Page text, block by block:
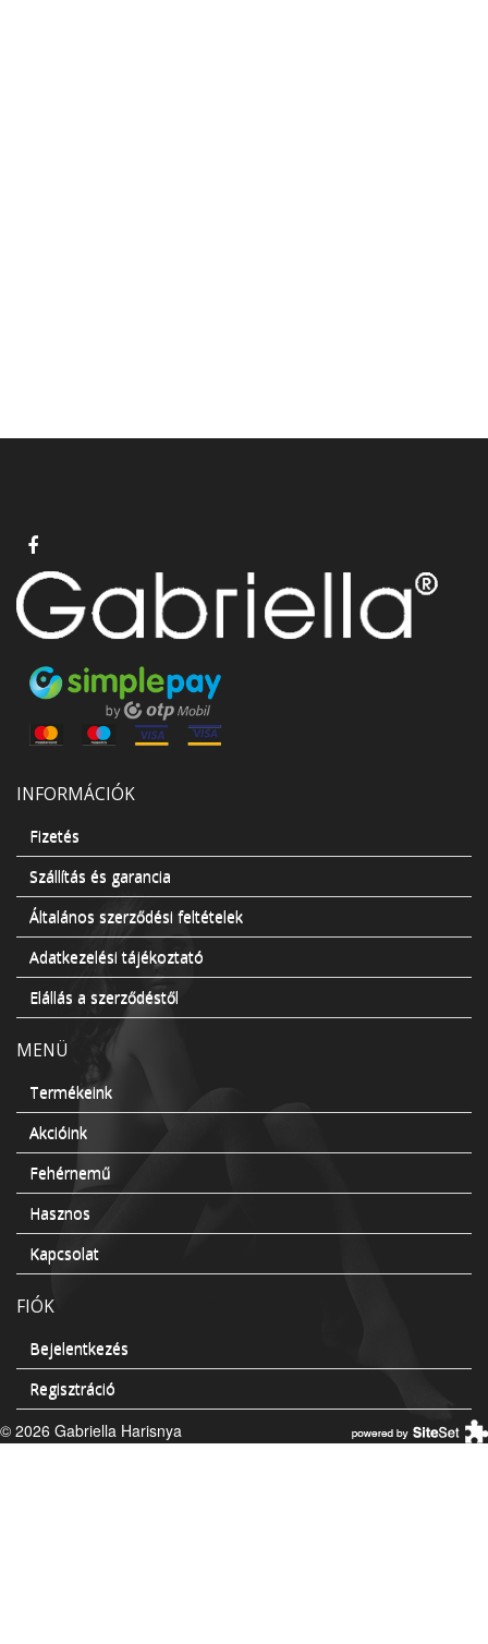
INFORMÁCIÓK
Fizetés
Szállítás és garancia
Általános szerződési feltételek
Adatkezelési tájékoztató
Elállás a szerződéstől
MENÜ
Termékeink
Akcióink
Fehérnemű
Hasznos
Kapcsolat
FIÓK
Bejelentkezés
Regisztráció
© 2026 Gabriella Harisnya